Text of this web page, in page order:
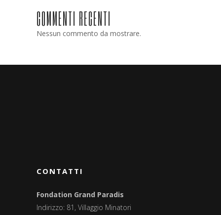
COMMENTI RECENTI
Nessun commento da mostrare.
CONTATTI
Fondation Grand Paradis
Indirizzo: 81, Villaggio Minatori